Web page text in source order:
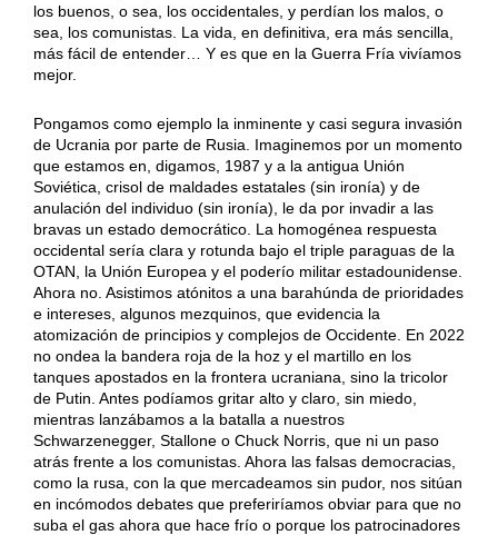
los buenos, o sea, los occidentales, y perdían los malos, o
sea, los comunistas. La vida, en definitiva, era más sencilla,
más fácil de entender… Y es que en la Guerra Fría vivíamos
mejor.
Pongamos como ejemplo la inminente y casi segura invasión
de Ucrania por parte de Rusia. Imaginemos por un momento
que estamos en, digamos, 1987 y a la antigua Unión
Soviética, crisol de maldades estatales (sin ironía) y de
anulación del individuo (sin ironía), le da por invadir a las
bravas un estado democrático. La homogénea respuesta
occidental sería clara y rotunda bajo el triple paraguas de la
OTAN, la Unión Europea y el poderío militar estadounidense.
Ahora no. Asistimos atónitos a una barahúnda de prioridades
e intereses, algunos mezquinos, que evidencia la
atomización de principios y complejos de Occidente. En 2022
no ondea la bandera roja de la hoz y el martillo en los
tanques apostados en la frontera ucraniana, sino la tricolor
de Putin. Antes podíamos gritar alto y claro, sin miedo,
mientras lanzábamos a la batalla a nuestros
Schwarzenegger, Stallone o Chuck Norris, que ni un paso
atrás frente a los comunistas. Ahora las falsas democracias,
como la rusa, con la que mercadeamos sin pudor, nos sitúan
en incómodos debates que preferiríamos obviar para que no
suba el gas ahora que hace frío o porque los patrocinadores